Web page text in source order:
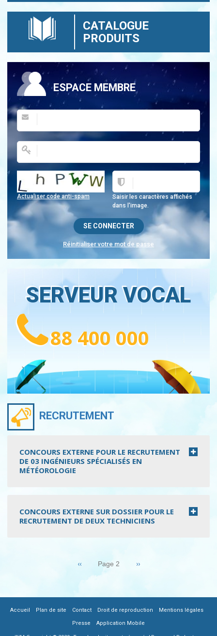
CATALOGUE
PRODUITS
ESPACE MEMBRE
Saisir les caractères affichés
dans l'image.
Actualiser code anti-spam
Réinitialiser votre mot de passe
SERVEUR VOCAL
88 400 000
RECRUTEMENT
CONCOURS EXTERNE POUR LE RECRUTEMENT
DE 03 INGÉNIEURS SPÉCIALISÉS EN
MÉTÉOROLOGIE
CONCOURS EXTERNE SUR DOSSIER POUR LE
RECRUTEMENT DE DEUX TECHNICIENS
Page
précédente
‹‹ Page 2 Page
››
FOOTER
Accueil Plan de site Contact| Droit de reproduction Mentions légales|
Presse Application Mobile